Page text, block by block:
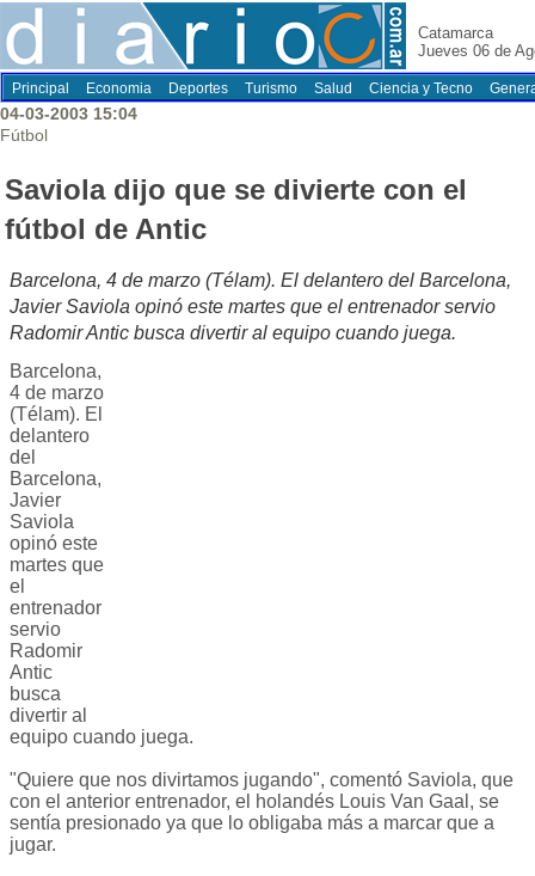
Catamarca
Jueves 06 de
Principal Economia Deportes Turismo Salud Ciencia y Tecno
04-03-2003 15:04
Fútbol
Saviola dijo que se divierte con el
fútbol de Antic
Barcelona, 4 de marzo (Télam). El delantero del Barcelona,
Javier Saviola opinó este martes que el entrenador servio
Radomir Antic busca divertir al equipo cuando juega.
Barcelona,
4 de marzo
(Télam). El
delantero
del
Barcelona,
Javier
Saviola
opinó este
martes que
el
entrenador
servio
Radomir
Antic
busca
divertir al
equipo cuando juega.
"Quiere que nos divirtamos jugando", comentó Saviola, que
con el anterior entrenador, el holandés Louis Van Gaal, se
sentía presionado ya que lo obligaba más a marcar que a
jugar.